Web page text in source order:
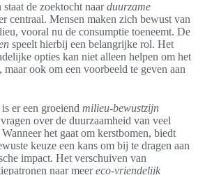
staat de zoektocht naarduurzame
centraal. Mensen maken zich bewust van
vooral nu de consumptie toeneemt. De
speelt hierbij een belangrijke rol. Het
opties kan niet alleen helpen om het
maar ook om een voorbeeld te geven aan
er een groeiend milieu-bewustzijn
over de duurzaamheid van veel
het gaat om kerstbomen, biedt
keuze een kans om bij te dragen aan
impact. Het verschuiven van
naar meereco-vriendelijk